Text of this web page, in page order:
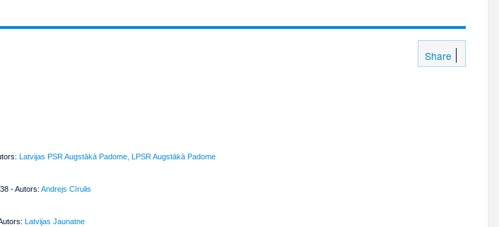
Share
Latvijas PSR Augstākā Padome, LPSR Augstākā Padome
- Autors: Andrejs Cīrulis
Latvijas Jaunatne